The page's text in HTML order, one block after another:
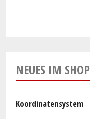
NEUES IM SHOP
Koordinatensystem